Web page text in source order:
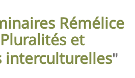
Rémélice
Pluralités et
interculturelles"